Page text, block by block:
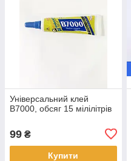
Універсальний клей
B7000, обсяг 15 мілілітрів
99 ₴
Купити